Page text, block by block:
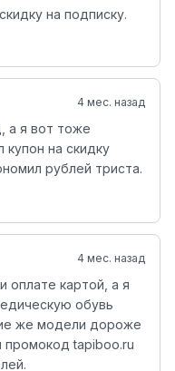
на подписку.
4 мес. назад
а я вот тоже
купон на скидку
рублей триста.
4 мес. назад
оплате картой, а я
обувь
же модели дороже
tapiboo.ru